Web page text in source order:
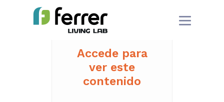
Accede para
ver este
contenido